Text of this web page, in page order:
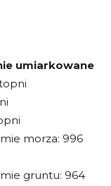
umiarkowane
morza: 996
gruntu: 964